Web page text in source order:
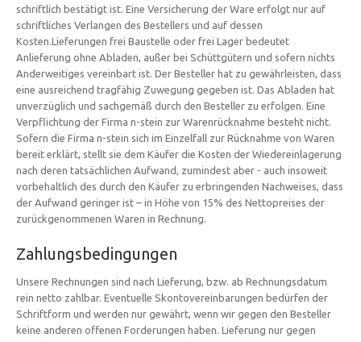
schriftlich bestätigt ist. Eine Versicherung der Ware erfolgt nur auf
schriftliches Verlangen des Bestellers und auf dessen
Kosten.Lieferungen frei Baustelle oder frei Lager bedeutet
Anlieferung ohne Abladen, außer bei Schüttgütern und sofern nichts
Anderweitiges vereinbart ist. Der Besteller hat zu gewährleisten, dass
eine ausreichend tragfähig Zuwegung gegeben ist. Das Abladen hat
unverzüglich und sachgemäß durch den Besteller zu erfolgen. Eine
Verpflichtung der Firma n-stein zur Warenrücknahme besteht nicht.
Sofern die Firma n-stein sich im Einzelfall zur Rücknahme von Waren
bereit erklärt, stellt sie dem Käufer die Kosten der Wiedereinlagerung
nach deren tatsächlichen Aufwand, zumindest aber - auch insoweit
vorbehaltlich des durch den Käufer zu erbringenden Nachweises, dass
der Aufwand geringer ist – in Höhe von 15% des Nettopreises der
zurückgenommenen Waren in Rechnung.
Zahlungsbedingungen
Unsere Rechnungen sind nach Lieferung, bzw. ab Rechnungsdatum
rein netto zahlbar. Eventuelle Skontovereinbarungen bedürfen der
Schriftform und werden nur gewährt, wenn wir gegen den Besteller
keine anderen offenen Forderungen haben. Lieferung nur gegen